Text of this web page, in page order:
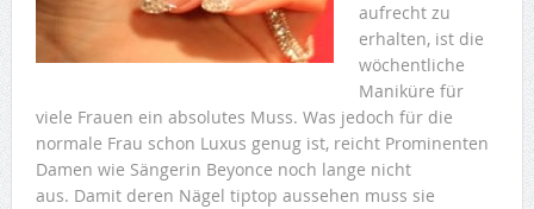
aufrecht zu
erhalten, ist die
wöchentliche
Maniküre für
viele Frauen ein absolutes Muss. Was jedoch für die
normale Frau schon Luxus genug ist, reicht Prominenten
Damen wie Sängerin Beyonce noch lange nicht
aus. Damit deren Nägel tiptop aussehen muss sie